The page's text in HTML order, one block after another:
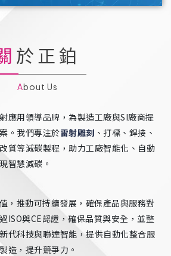
關於正鉑
About Us
應用領導品牌，為製造工廠與SI廠商提
。我們專注於雷射雕刻 、打標、銲接、
質等減碳製程，助力工廠智能化、自動
智慧減碳。
，推動可持續發展，確保產品與服務對
ISO與CE認證，確保品質與安全，並整
代科技與聯達智能，提供自動化整合服
造，提升競爭力。